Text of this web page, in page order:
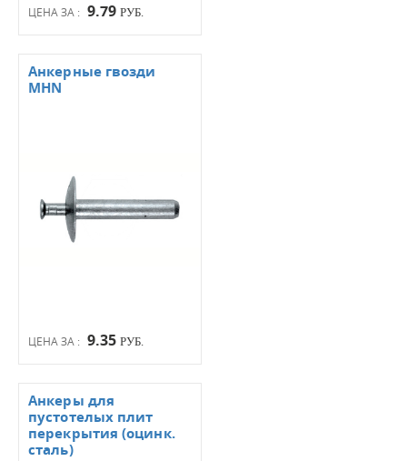
ЦЕНА ЗА : 9.79 РУБ.
ЦЕНА ЗА : 9.35 РУБ.
Анкерные гвозди
MHN
Анкеры для
пустотелых плит
перекрытия (оцинк.
сталь)